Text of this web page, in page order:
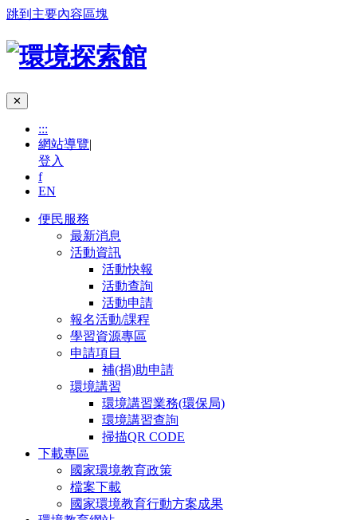
跳到主要內容區塊
✕
:::
網站導覽|
登入
f
EN
便民服務
最新消息
活動資訊
活動快報
活動查詢
活動申請
報名活動/課程
學習資源專區
申請項目
補(捐)助申請
環境講習
環境講習業務(環保局)
環境講習查詢
掃描QR CODE
下載專區
國家環境教育政策
檔案下載
國家環境教育行動方案成果